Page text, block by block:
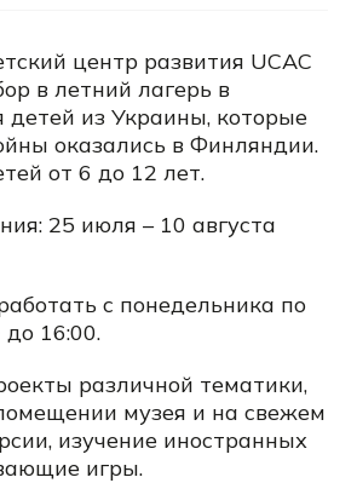
центр развития UCAC
в летний лагерь в
детей из Украины, которые
оказались в Финляндии.
от 6 до 12 лет.
25 июля – 10 августа
с понедельника по
до 16:00.
различной тематики,
музея и на свежем
изучение иностранных
игры.